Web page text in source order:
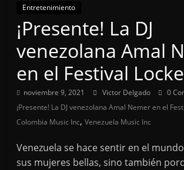
Colombia
Music
Inc
Entretenimiento
¡Presente! La DJ
venezolana Amal
en el Festival
noviembre 9, 2021 Victor Delgado
0
¡Presente! La DJ venezolana Amal Nemer en el
Colombia Music Inc,Venezuela Music Inc
Venezuela se hace sentir en el
sus mujeres bellas, sino también